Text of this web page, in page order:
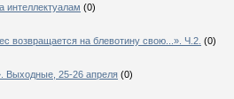
интеллектуалам (0)
возвращается на блевотину свою...». Ч.2. (0)
Выходные, 25-26 апреля (0)